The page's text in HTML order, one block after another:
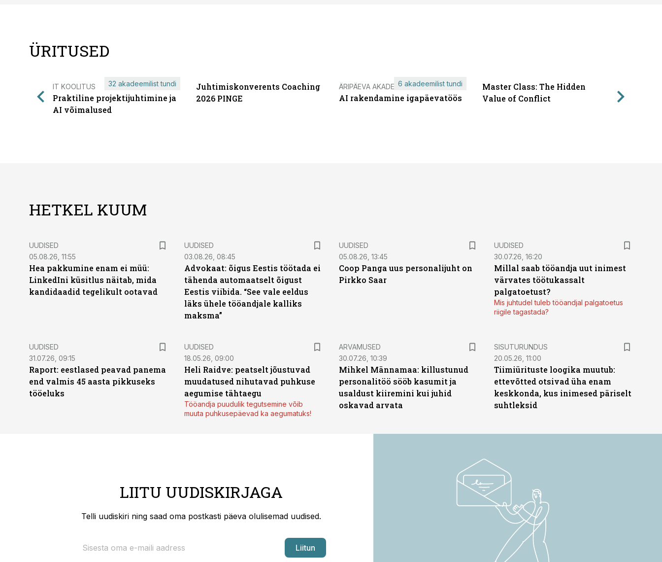
ÜRITUSED
IT KOOLITUS
Praktiline projektijuhtimine ja
AI võimalused
32 akadeemilist tundi
Juhtimiskonverents Coaching
2026 PINGE
ÄRIPÄEVA AKADEEMIA
AI rakendamine igapäevatöös
6 akadeemilist tundi
Master Class: The Hidden
Value of Conflict
HETKEL KUUM
UUDISED
05.08.26, 11:55
Hea pakkumine enam ei müü:
LinkedIni küsitlus näitab, mida
kandidaadid tegelikult ootavad
UUDISED
03.08.26, 08:45
Advokaat: õigus Eestis töötada ei
tähenda automaatselt õigust
Eestis viibida. “See vale eeldus
läks ühele tööandjale kalliks
maksma”
UUDISED
05.08.26, 13:45
Coop Panga uus personalijuht on
Pirkko Saar
UUDISED
30.07.26, 16:20
Millal saab tööandja uut inimest
värvates töötukassalt
palgatoetust?
Mis juhtudel tuleb tööandjal palgatoetus
riigile tagastada?
UUDISED
31.07.26, 09:15
Raport: eestlased peavad panema
end valmis 45 aasta pikkuseks
tööeluks
UUDISED
18.05.26, 09:00
Heli Raidve: peatselt jõustuvad
muudatused nihutavad puhkuse
aegumise tähtaegu
Tööandja puudulik tegutsemine võib
muuta puhkusepäevad ka aegumatuks!
ARVAMUSED
30.07.26, 10:39
Mihkel Männamaa: killustunud
personalitöö sööb kasumit ja
usaldust kiiremini kui juhid
oskavad arvata
ST
SISUTURUNDUS
20.05.26, 11:00
Tiimiürituste loogika muutub:
ettevõtted otsivad üha enam
keskkonda, kus inimesed päriselt
suhtleksid
LIITU UUDISKIRJAGA
Telli uudiskiri ning saad oma postkasti päeva olulisemad uudised.
Liitun